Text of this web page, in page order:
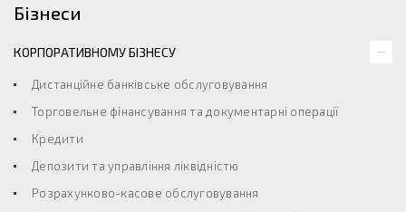
Бізнеси
КОРПОРАТИВНОМУ БІЗНЕСУ
Дистанційне банківське обслуговування
Торговельне фінансування та документарні операції
Кредити
Депозити та управління ліквідністю
Розрахунково-касове обслуговування